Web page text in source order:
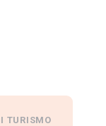
TURISMO